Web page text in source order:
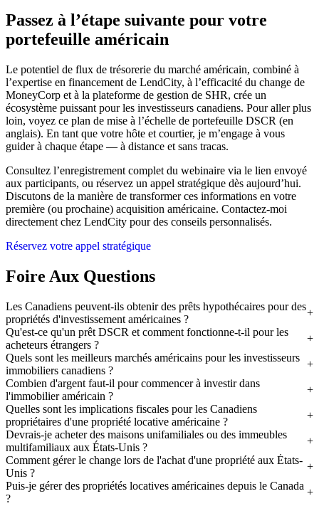
Passez à l’étape suivante pour votre
portefeuille américain
Le potentiel de flux de trésorerie du marché américain, combiné à
l’expertise en financement de LendCity, à l’efficacité du change de
MoneyCorp et à la plateforme de gestion de SHR, crée un
écosystème puissant pour les investisseurs canadiens. Pour aller plus
loin, voyez ce plan de mise à l’échelle de portefeuille DSCR (en
anglais). En tant que votre hôte et courtier, je m’engage à vous
guider à chaque étape — à distance et sans tracas.
Consultez l’enregistrement complet du webinaire via le lien envoyé
aux participants, ou réservez un appel stratégique dès aujourd’hui.
Discutons de la manière de transformer ces informations en votre
première (ou prochaine) acquisition américaine. Contactez-moi
directement chez LendCity pour des conseils personnalisés.
Réservez votre appel stratégique
Foire Aux Questions
Les Canadiens peuvent-ils obtenir des prêts hypothécaires pour des
propriétés d'investissement américaines ?
Qu'est-ce qu'un prêt DSCR et comment fonctionne-t-il pour les
acheteurs étrangers ?
Quels sont les meilleurs marchés américains pour les investisseurs
immobiliers canadiens ?
Combien d'argent faut-il pour commencer à investir dans
l'immobilier américain ?
Quelles sont les implications fiscales pour les Canadiens
propriétaires d'une propriété locative américaine ?
Devrais-je acheter des maisons unifamiliales ou des immeubles
multifamiliaux aux États-Unis ?
Comment gérer le change lors de l'achat d'une propriété aux États-
Unis ?
Puis-je gérer des propriétés locatives américaines depuis le Canada
?